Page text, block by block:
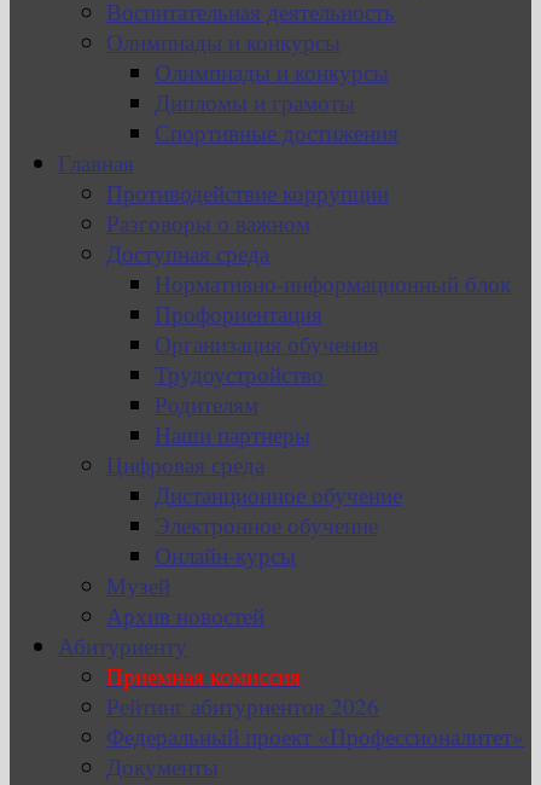
Воспитательная деятельность
Олимпиады и конкурсы
Олимпиады и конкурсы
Дипломы и грамоты
Спортивные достижения
Главная
Противодействие коррупции
Разговоры о важном
Доступная среда
Нормативно-информационный блок
Профориентация
Организация обучения
Трудоустройство
Родителям
Наши партнеры
Цифровая среда
Дистанционное обучение
Электронное обучение
Онлайн-курсы
Музей
Архив новостей
Абитуриенту
Приемная комиссия
Рейтинг абитуриентов 2026
Федеральный проект «Профессионалитет»
Документы